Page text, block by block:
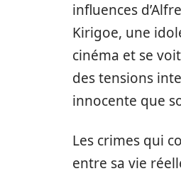
influences
Kirigoe, une
cinéma et se
des tensions
innocente que
Les crimes qui
entre sa vie